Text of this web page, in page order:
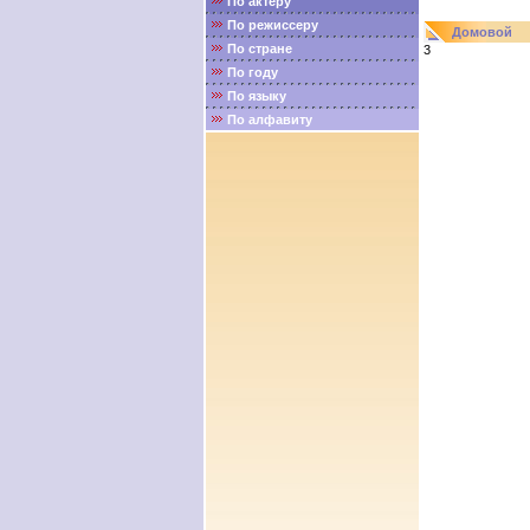
По режиссеру
По стране
По году
По языку
По алфавиту
Домовой
3